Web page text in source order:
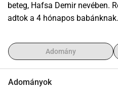
beteg, Hafsa Demir nevében.
adtok a 4 hónapos babánknak.
Adomány
Adományok